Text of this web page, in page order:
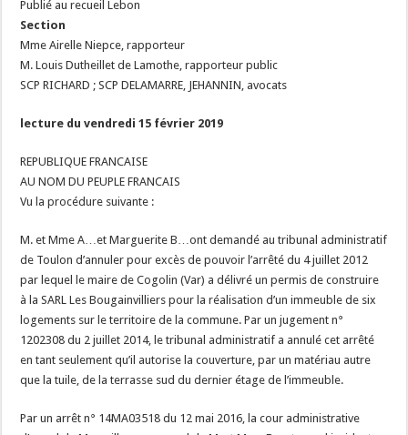
Publié au recueil Lebon
Section
Mme Airelle Niepce, rapporteur
M. Louis Dutheillet de Lamothe, rapporteur public
SCP RICHARD ; SCP DELAMARRE, JEHANNIN, avocats
lecture du vendredi 15 février 2019
REPUBLIQUE FRANCAISE
AU NOM DU PEUPLE FRANCAIS
Vu la procédure suivante :
M. et Mme A…et Marguerite B…ont demandé au tribunal administratif
de Toulon d’annuler pour excès de pouvoir l’arrêté du 4 juillet 2012
par lequel le maire de Cogolin (Var) a délivré un permis de construire
à la SARL Les Bougainvilliers pour la réalisation d’un immeuble de six
logements sur le territoire de la commune. Par un jugement n°
1202308 du 2 juillet 2014, le tribunal administratif a annulé cet arrêté
en tant seulement qu’il autorise la couverture, par un matériau autre
que la tuile, de la terrasse sud du dernier étage de l’immeuble.
Par un arrêt n° 14MA03518 du 12 mai 2016, la cour administrative